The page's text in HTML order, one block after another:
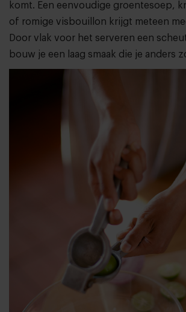
komt. Een eenvoudige groentesoep,
of romige visbouillon krijgt meteen
Door vlak voor het serveren een
bouw je een laag smaak die je anders